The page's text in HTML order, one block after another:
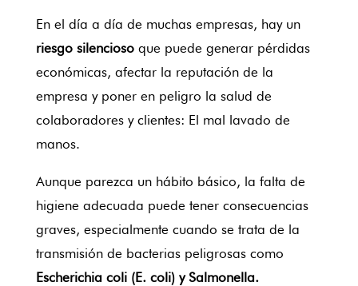
En el día a día de muchas empresas, hay un
riesgo silencioso que puede generar pérdidas
económicas, afectar la reputación de la
empresa y poner en peligro la salud de
colaboradores y clientes: El mal lavado de
manos.
Aunque parezca un hábito básico, la falta de
higiene adecuada puede tener consecuencias
graves, especialmente cuando se trata de la
transmisión de bacterias peligrosas como
Escherichia coli (E. coli) y Salmonella.